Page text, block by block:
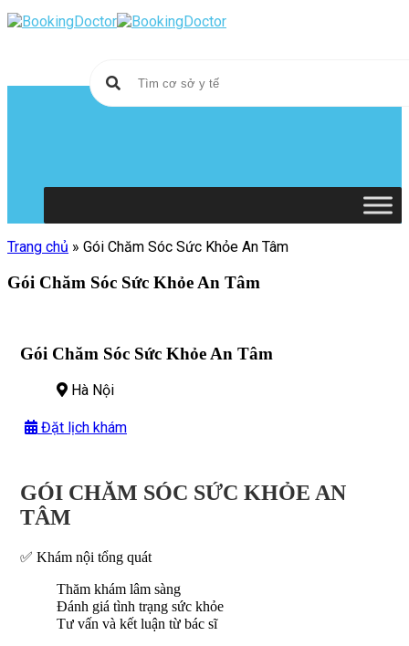
Skip
to
Trang chủ » Gói Chăm Sóc Sức Khỏe An Tâm
Gói Chăm Sóc Sức Khỏe An Tâm
Gói Chăm Sóc Sức Khỏe An Tâm
Hà Nội
Đặt lịch khám
GÓI CHĂM SÓC SỨC KHỎE AN
TÂM
✅ Khám nội tổng quát
Thăm khám lâm sàng
Đánh giá tình trạng sức khỏe
Tư vấn và kết luận từ bác sĩ